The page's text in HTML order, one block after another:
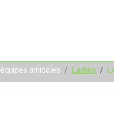
équipes amicales Ladies